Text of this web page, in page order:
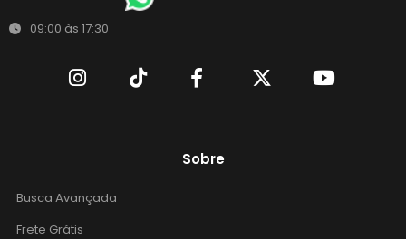
09:00 às 17:30
Sobre
Busca Avançada
Frete Grátis